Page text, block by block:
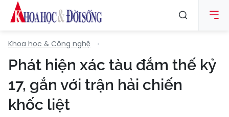
Khoa học & Công nghệ
Phát hiện xác tàu đắm thế kỷ
17, gắn với trận hải chiến
khốc liệt